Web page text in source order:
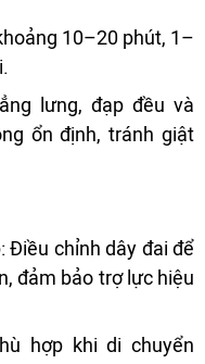
10–20 phút, 1–
lưng, đạp đều và
ổn định, tránh giật
Điều chỉnh dây đai để
đảm bảo trợ lực hiệu
hợp khi di chuyển